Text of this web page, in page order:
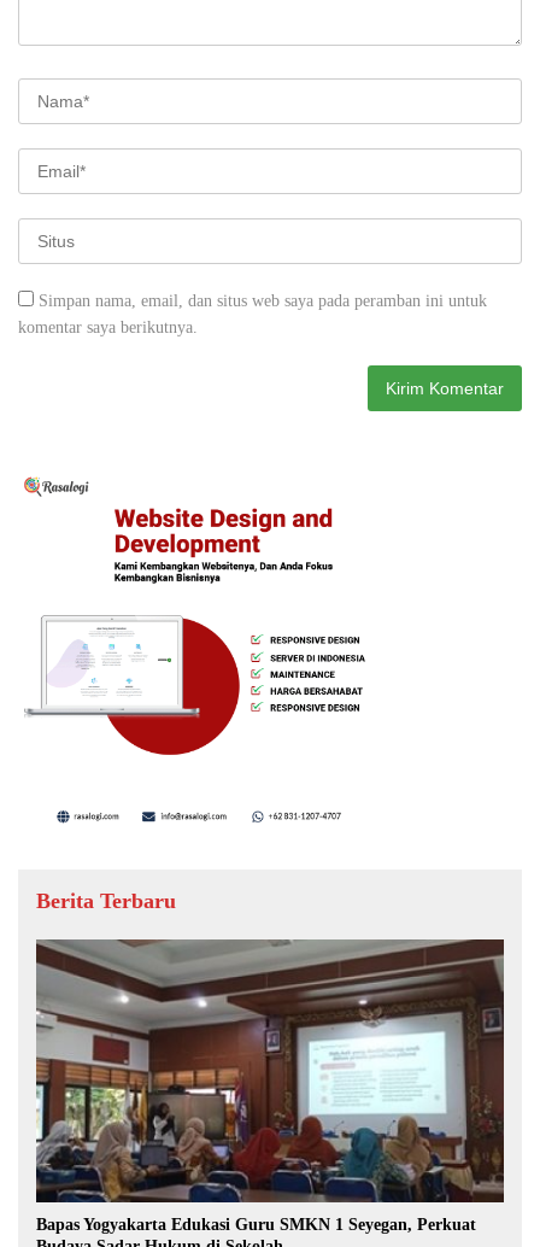
Simpan nama, email, dan situs web saya pada peramban ini untuk
komentar saya berikutnya.
Berita Terbaru
Bapas Yogyakarta Edukasi Guru SMKN 1 Seyegan, Perkuat